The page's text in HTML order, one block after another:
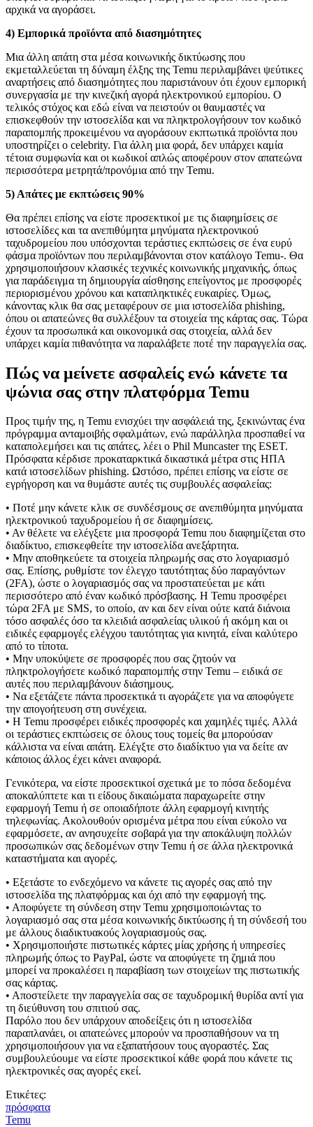
αρχικά να αγοράσει.
4) Εμπορικά προϊόντα από διασημότητες
Μια άλλη απάτη στα μέσα κοινωνικής δικτύωσης που
εκμεταλλεύεται τη δύναμη έλξης της Temu περιλαμβάνει ψεύτικες
αναρτήσεις από διασημότητες που παριστάνουν ότι έχουν εμπορική
συνεργασία με την κινεζική αγορά ηλεκτρονικού εμπορίου. Ο
τελικός στόχος και εδώ είναι να πειστούν οι θαυμαστές να
επισκεφθούν την ιστοσελίδα και να πληκτρολογήσουν τον κωδικό
παραπομπής προκειμένου να αγοράσουν εκπτωτικά προϊόντα που
υποστηρίζει ο celebrity. Για άλλη μια φορά, δεν υπάρχει καμία
τέτοια συμφωνία και οι κωδικοί απλώς αποφέρουν στον απατεώνα
περισσότερα μετρητά/προνόμια από την Temu.
5) Απάτες με εκπτώσεις 90%
Θα πρέπει επίσης να είστε προσεκτικοί με τις διαφημίσεις σε
ιστοσελίδες και τα ανεπιθύμητα μηνύματα ηλεκτρονικού
ταχυδρομείου που υπόσχονται τεράστιες εκπτώσεις σε ένα ευρύ
φάσμα προϊόντων που περιλαμβάνονται στον κατάλογο Temu-. Θα
χρησιμοποιήσουν κλασικές τεχνικές κοινωνικής μηχανικής, όπως
για παράδειγμα τη δημιουργία αίσθησης επείγοντος με προσφορές
περιορισμένου χρόνου και καταπληκτικές ευκαιρίες. Όμως,
κάνοντας κλικ θα σας μεταφέρουν σε μια ιστοσελίδα phishing,
όπου οι απατεώνες θα συλλέξουν τα στοιχεία της κάρτας σας. Τώρα
έχουν τα προσωπικά και οικονομικά σας στοιχεία, αλλά δεν
υπάρχει καμία πιθανότητα να παραλάβετε ποτέ την παραγγελία σας.
Πώς να μείνετε ασφαλείς ενώ κάνετε τα
ψώνια σας στην πλατφόρμα Temu
Προς τιμήν της, η Temu ενισχύει την ασφάλειά της, ξεκινώντας ένα
πρόγραμμα ανταμοιβής σφαλμάτων, ενώ παράλληλα προσπαθεί να
καταπολεμήσει και τις απάτες, λέει ο Phil Muncaster της ESET.
Πρόσφατα κέρδισε προκαταρκτικά δικαστικά μέτρα στις ΗΠΑ
κατά ιστοσελίδων phishing. Ωστόσο, πρέπει επίσης να είστε σε
εγρήγορση και να θυμάστε αυτές τις συμβουλές ασφαλείας:
• Ποτέ μην κάνετε κλικ σε συνδέσμους σε ανεπιθύμητα μηνύματα
ηλεκτρονικού ταχυδρομείου ή σε διαφημίσεις.
• Αν θέλετε να ελέγξετε μια προσφορά Temu που διαφημίζεται στο
διαδίκτυο, επισκεφθείτε την ιστοσελίδα ανεξάρτητα.
• Μην αποθηκεύετε τα στοιχεία πληρωμής σας στο λογαριασμό
σας. Επίσης, ρυθμίστε τον έλεγχο ταυτότητας δύο παραγόντων
(2FA), ώστε ο λογαριασμός σας να προστατεύεται με κάτι
περισσότερο από έναν κωδικό πρόσβασης. Η Temu προσφέρει
τώρα 2FA με SMS, το οποίο, αν και δεν είναι ούτε κατά διάνοια
τόσο ασφαλές όσο τα κλειδιά ασφαλείας υλικού ή ακόμη και οι
ειδικές εφαρμογές ελέγχου ταυτότητας για κινητά, είναι καλύτερο
από το τίποτα.
• Μην υποκύψετε σε προσφορές που σας ζητούν να
πληκτρολογήσετε κωδικό παραπομπής στην Temu – ειδικά σε
αυτές που περιλαμβάνουν διάσημους.
• Να εξετάζετε πάντα προσεκτικά τι αγοράζετε για να αποφύγετε
την απογοήτευση στη συνέχεια.
• Η Temu προσφέρει ειδικές προσφορές και χαμηλές τιμές. Αλλά
οι τεράστιες εκπτώσεις σε όλους τους τομείς θα μπορούσαν
κάλλιστα να είναι απάτη. Ελέγξτε στο διαδίκτυο για να δείτε αν
κάποιος άλλος έχει κάνει αναφορά.
Γενικότερα, να είστε προσεκτικοί σχετικά με το πόσα δεδομένα
αποκαλύπτετε και τι είδους δικαιώματα παραχωρείτε στην
εφαρμογή Temu ή σε οποιαδήποτε άλλη εφαρμογή κινητής
τηλεφωνίας. Ακολουθούν ορισμένα μέτρα που είναι εύκολο να
εφαρμόσετε, αν ανησυχείτε σοβαρά για την αποκάλυψη πολλών
προσωπικών σας δεδομένων στην Temu ή σε άλλα ηλεκτρονικά
καταστήματα και αγορές.
• Εξετάστε το ενδεχόμενο να κάνετε τις αγορές σας από την
ιστοσελίδα της πλατφόρμας και όχι από την εφαρμογή της.
• Αποφύγετε τη σύνδεση στην Temu χρησιμοποιώντας το
λογαριασμό σας στα μέσα κοινωνικής δικτύωσης ή τη σύνδεσή του
με άλλους διαδικτυακούς λογαριασμούς σας.
• Χρησιμοποιήστε πιστωτικές κάρτες μίας χρήσης ή υπηρεσίες
πληρωμής όπως το PayPal, ώστε να αποφύγετε τη ζημιά που
μπορεί να προκαλέσει η παραβίαση των στοιχείων της πιστωτικής
σας κάρτας.
• Αποστείλετε την παραγγελία σας σε ταχυδρομική θυρίδα αντί για
τη διεύθυνση του σπιτιού σας.
Παρόλο που δεν υπάρχουν αποδείξεις ότι η ιστοσελίδα
παραπλανάει, οι απατεώνες μπορούν να προσπαθήσουν να τη
χρησιμοποιήσουν για να εξαπατήσουν τους αγοραστές. Σας
συμβουλεύουμε να είστε προσεκτικοί κάθε φορά που κάνετε τις
ηλεκτρονικές σας αγορές εκεί.
Ετικέτες:
πρόσφατα
Temu